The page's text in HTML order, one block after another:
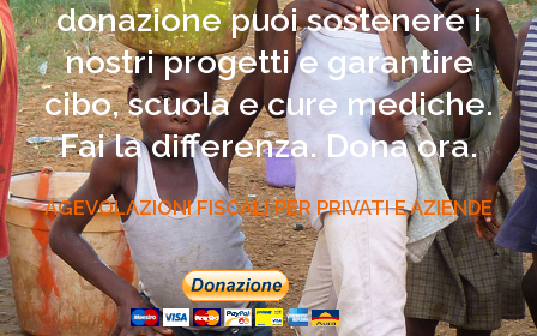
donazione puoi sostenere i
nostri progetti e garantire
cibo, scuola e cure mediche.
Fai la differenza. Dona ora.
AGEVOLAZIONI FISCALI PER PRIVATI E AZIENDE